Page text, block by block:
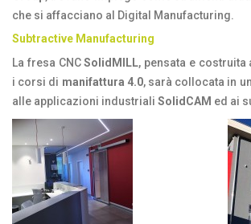
che si affacciano al Digital Manufacturing.
Subtractive Manufacturing
La fresa CNCSolidMILL, pensata e costruita
i corsi di manifattura 4.0, sarà collocata in
alle applicazioni industriali SolidCAM ed ai